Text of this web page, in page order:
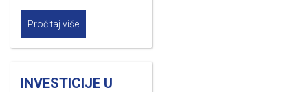
Pročitaj više
INVESTICIJE U